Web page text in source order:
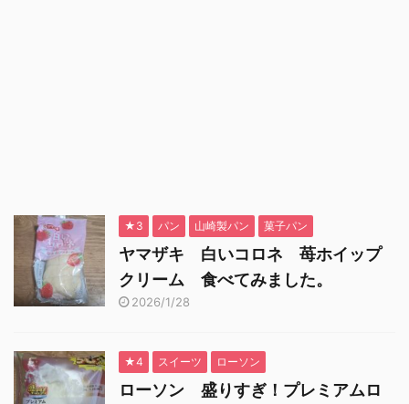
★3 パン 山崎製パン 菓子パン
ヤマザキ 白いコロネ 苺ホイップ
クリーム 食べてみました。
2026/1/28
★4 スイーツ ローソン
ローソン 盛りすぎ！プレミアムロ